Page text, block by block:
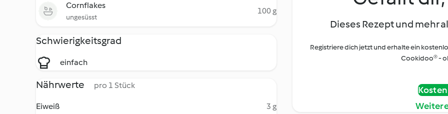
Cornflakes
ungesüsst
100 g
Schwierigkeitsgrad
einfach
Nährwerte pro 1 Stück
Eiweiß
3 g
Dieses Rezept und mehr
Registriere dich jetzt und erhalte ein
Cookidoo® -